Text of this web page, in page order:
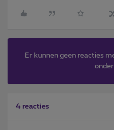
Er kunnen geen reacties
4 reacties